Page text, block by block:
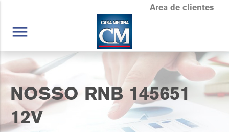
Area de clientes
menu
NOSSO RNB 145651
12V